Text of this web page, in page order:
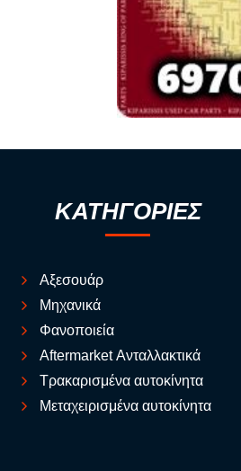
ΚΑΤΗΓΟΡΙΕΣ
Αξεσουάρ
Μηχανικά
Φανοποιεία
Aftermarket Ανταλλακτικά
Τρακαρισμένα αυτοκίνητα
Μεταχειρισμένα αυτοκίνητα